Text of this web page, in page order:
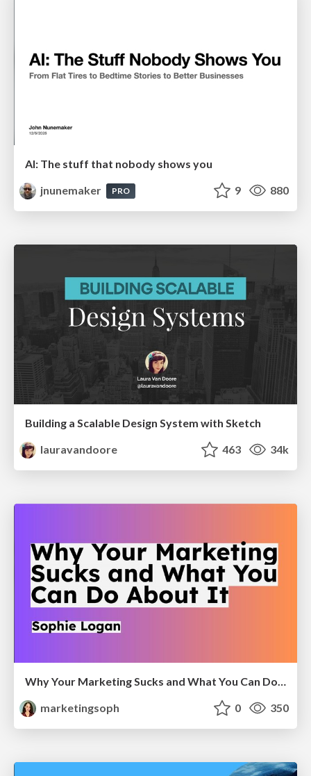
AI: The stuff that nobody shows you
jnunemaker
PRO 9 880
Building a Scalable Design System with Sketch
lauravandoore
463 34k
Why Your Marketing Sucks and What You Can Do About It - Sophie Logan
marketingsoph
0 350